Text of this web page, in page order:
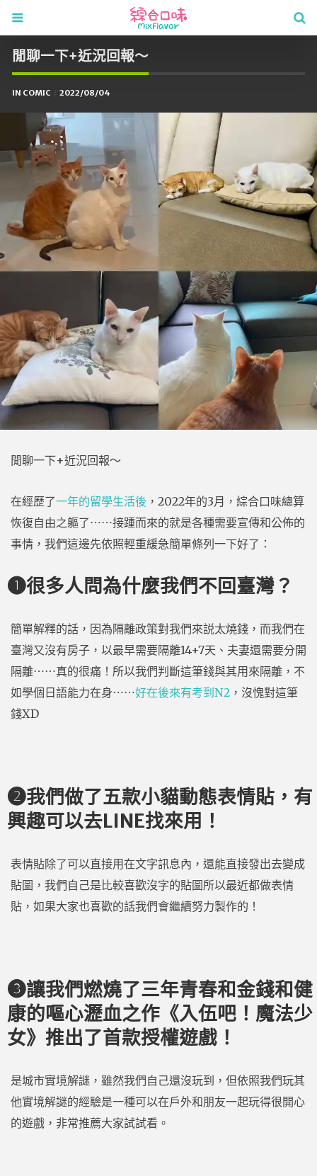
閒聊一下+近況回報～
IN COMIC 2022/08/04
閒聊一下+近況回報～
在經歷了一年的留學生活後 ，2022年的3月，綜合口味總算
恢復自由之軀了⋯⋯接踵而來的就是各種需要宣傳和公佈的
事情，我們這邊先依照輕重緩急簡單條列一下好了：
❶很多人問為什麼我們不回臺灣？
簡單解釋的話，因為隔離政策對我們來説太燒錢，而我們在
臺灣又沒有房子，以最早需要隔離14+7天、夫妻還需要分開
隔離⋯⋯真的很痛！所以我們判斷這筆錢與其用來隔離，不
如學個日語能力在身⋯⋯好在後來有考到N2 ，沒愧對這筆
錢XD
❷我們做了五款小貓動態表情貼，有
興趣可以去LINE找來用！
表情貼除了可以直接用在文字訊息內，還能直接發出去變成
貼圖，我們自己是比較喜歡沒字的貼圖所以最近都做表情
貼，如果大家也喜歡的話我們會繼續努力製作的！
❸讓我們燃燒了三年青春和金錢和健
康的嘔心瀝血之作《入伍吧！魔法少
女》推出了首款授權遊戲！
是城市實境解謎，雖然我們自己還沒玩到，但依照我們玩其
他實境解謎的經驗是一種可以在戶外和朋友一起玩得很開心
的遊戲，非常推薦大家試試看。